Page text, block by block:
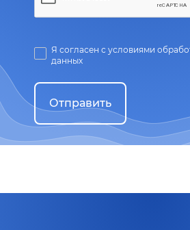
Я согласен с условиями
данных
Отправить